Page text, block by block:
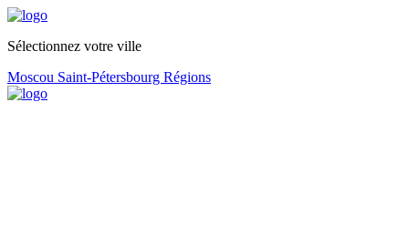
Sélectionnez votre ville
Moscou Saint-Pétersbourg Régions